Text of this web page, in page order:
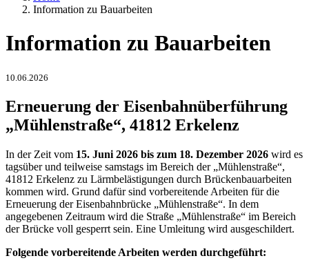
Information zu Bauarbeiten
Information zu Bauarbeiten
10.06.2026
Erneuerung der Eisenbahnüberführung
„Mühlenstraße“, 41812 Erkelenz
In der Zeit vom 15. Juni 2026 bis zum 18. Dezember 2026 wird es
tagsüber und teilweise samstags im Bereich der „Mühlenstraße“,
41812 Erkelenz zu Lärmbelästigungen durch Brückenbauarbeiten
kommen wird. Grund dafür sind vorbereitende Arbeiten für die
Erneuerung der Eisenbahnbrücke „Mühlenstraße“. In dem
angegebenen Zeitraum wird die Straße „Mühlenstraße“ im Bereich
der Brücke voll gesperrt sein. Eine Umleitung wird ausgeschildert.
Folgende vorbereitende Arbeiten werden durchgeführt: